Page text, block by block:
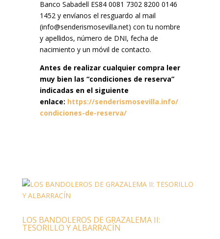
Banco Sabadell ES84 0081 7302 8200 0146
1452 y envíanos el resguardo al mail
(info@senderismosevilla.net) con tu nombre
y apellidos, número de DNI, fecha de
nacimiento y un móvil de contacto.
Antes de realizar cualquier compra leer
muy bien las “condiciones de reserva”
indicadas en el siguiente
enlace: https://senderismosevilla.info/
condiciones-de-reserva/
LOS BANDOLEROS DE GRAZALEMA II:
TESORILLO Y ALBARRACÍN